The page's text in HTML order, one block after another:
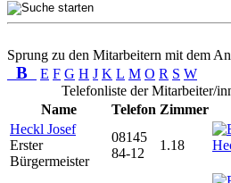
Sprung zu den Mitarbeitern mit dem
B E F G H J K L M O R S W
Telefonliste der Mitarbeiter/
Name
Telefon Zimmer
Heckl Josef
Erster
Bürgermeister
08145
84-12
1.18